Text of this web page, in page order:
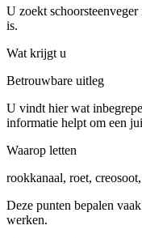
U zoekt
is.
Wat krijgt u
Betrouwbare uitleg
U vindt hier wat
informatie helpt om een
Waarop letten
rookkanaal, roet,
Deze punten bepalen
werken.